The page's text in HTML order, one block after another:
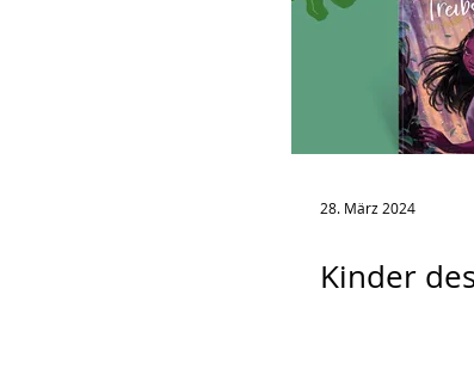
28. März 2024
Kinder